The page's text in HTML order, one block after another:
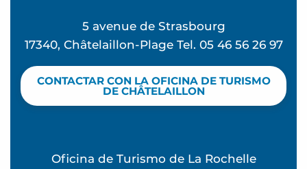
5 avenue de Strasbourg
17340, Châtelaillon-Plage Tel. 05 46 56 26 97
CONTACTAR CON LA OFICINA DE TURISMO
DE CHÂTELAILLON
Oficina de Turismo de La Rochelle